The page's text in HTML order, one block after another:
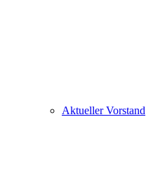
Aktueller Vorstand